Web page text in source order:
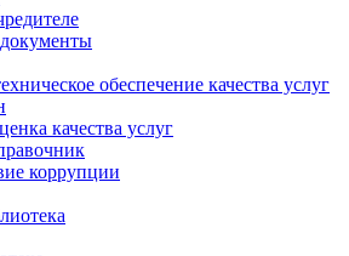
обеспечение качества услуг
качества услуг
коррупции